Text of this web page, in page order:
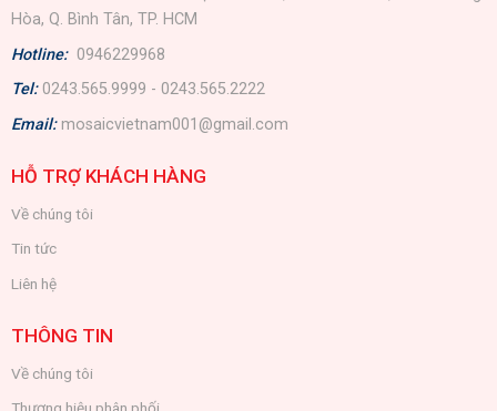
Hòa, Q. Bình Tân, TP. HCM
Hotline: 0946229968
Tel: 0243.565.9999 - 0243.565.2222
Email: mosaicvietnam001@gmail.com
HỖ TRỢ KHÁCH HÀNG
Về chúng tôi
Tin tức
Liên hệ
THÔNG TIN
Về chúng tôi